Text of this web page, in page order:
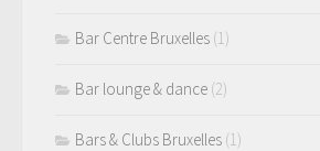
Bar Centre Bruxelles (1)
Bar lounge & dance (2)
Bars & Clubs Bruxelles (1)